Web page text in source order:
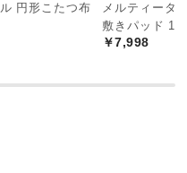
円形こたつ布
メルティータ
敷きパッド
￥7,998